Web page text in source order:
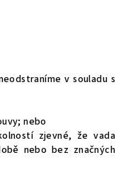
v souladu s
nebo
zjevné, že vada
nebo bez značných